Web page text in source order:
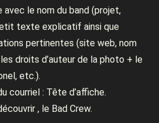
le nom du band (projet,
texte explicatif ainsi que
pertinentes (site web, nom
droits d’auteur de la photo + le
etc.).
courriel : Tête d’affiche.
, le Bad Crew.